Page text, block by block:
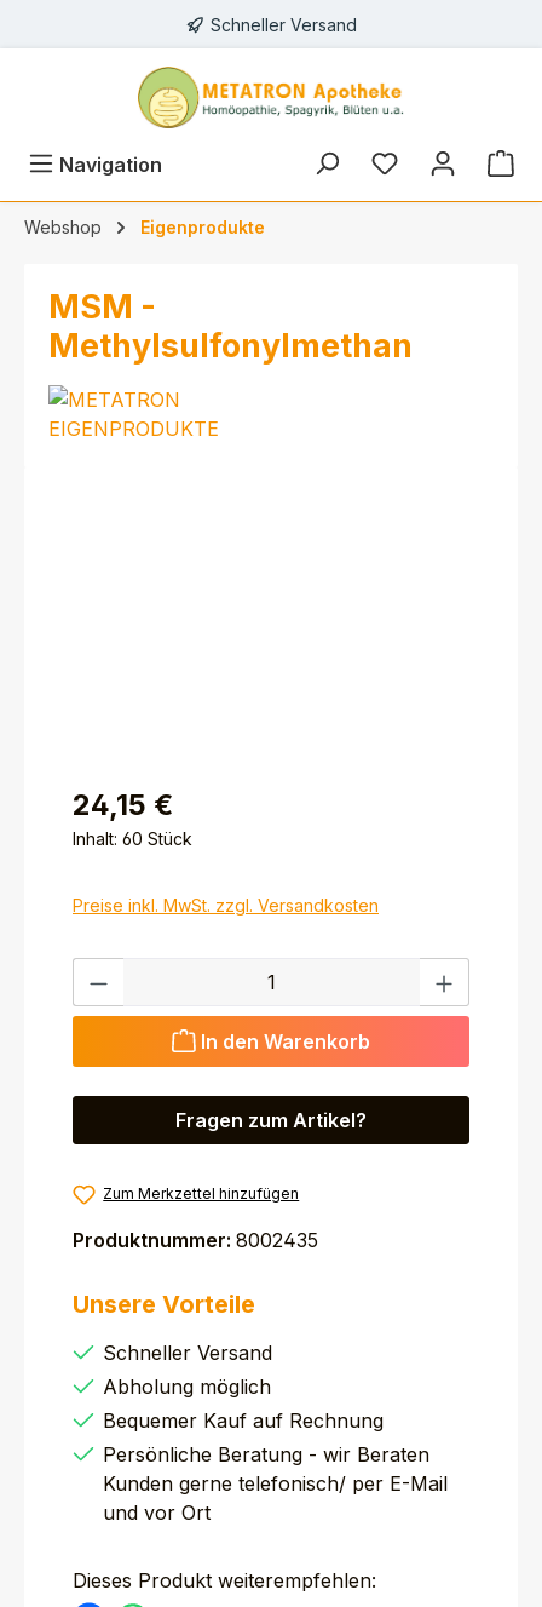
Schneller Versand
Navigation
Webshop Eigenprodukte
MSM -
Methylsulfonylmethan
24,15 €
Inhalt: 60 Stück
Preise inkl. MwSt. zzgl. Versandkosten
Produkt Anzahl: Gib den gewünschten Wert ein
In den Warenkorb
Fragen zum Artikel?
Zum Merkzettel hinzufügen
Produktnummer: 8002435
Unsere Vorteile
Schneller Versand
Abholung möglich
Bequemer Kauf auf Rechnung
Persönliche Beratung - wir Beraten
Kunden gerne telefonisch/ per E-Mail
und vor Ort
Dieses Produkt weiterempfehlen: